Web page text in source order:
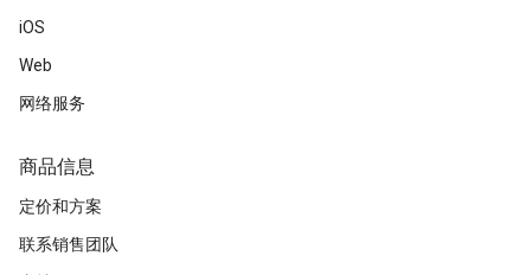
iOS
Web
网络服务
商品信息
定价和方案
联系销售团队